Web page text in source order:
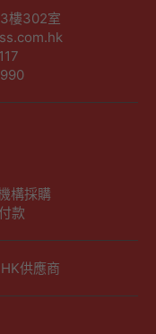
樓302室
構採購
款
供應商